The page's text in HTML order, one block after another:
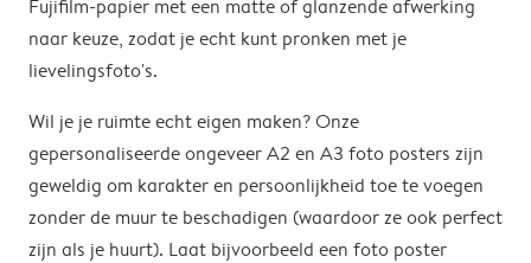
Fujifilm-papier met een matte of glanzende afwerking
naar keuze, zodat je echt kunt pronken met je
lievelingsfoto's.
Wil je je ruimte echt eigen maken? Onze
gepersonaliseerde ongeveer A2 en A3 foto posters zijn
geweldig om karakter en persoonlijkheid toe te voegen
zonder de muur te beschadigen (waardoor ze ook perfect
zijn als je huurt). Laat bijvoorbeeld een foto poster